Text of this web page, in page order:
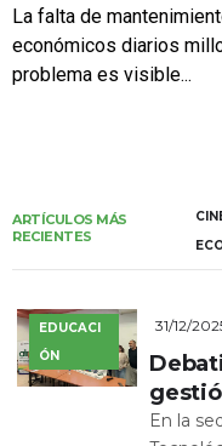
La falta de
económicos diarios
problema es visible...
ARTÍCULOS MÁS
RECIENTES
EDUCACI
ÓN
31/12/
En la